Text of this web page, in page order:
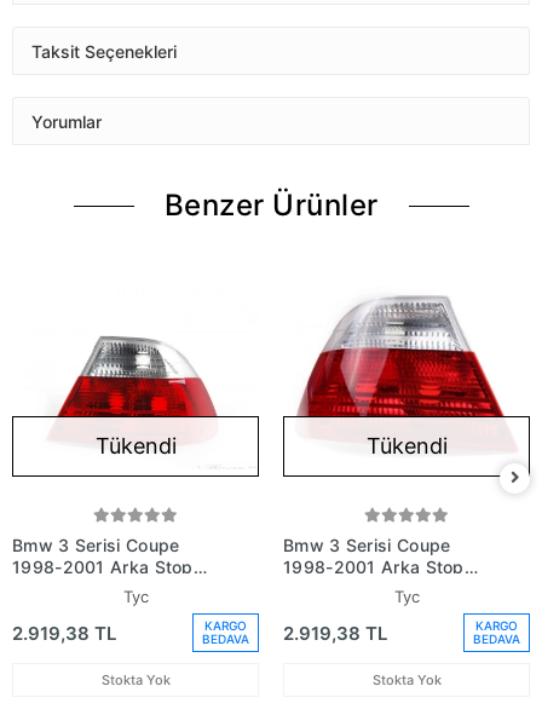
Taksit Seçenekleri
Yorumlar
Benzer Ürünler
Tükendi
Bmw 3 Serisi Coupe
1998-2001 Arka Stop
Sağ (Oem No:
63218383826)
Tyc
2.919,38 TL
KARGO
BEDAVA
Stokta Yok
Tükendi
Bmw 3 Serisi Coupe
1998-2001 Arka Stop
63218383825)
Tyc
2.919,38 TL
KARGO
BEDAVA
Stokta Yok